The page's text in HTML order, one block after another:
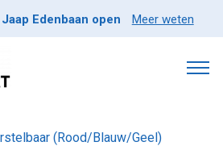
Edenbaan open Meer weten
(Rood/Blauw/Geel)